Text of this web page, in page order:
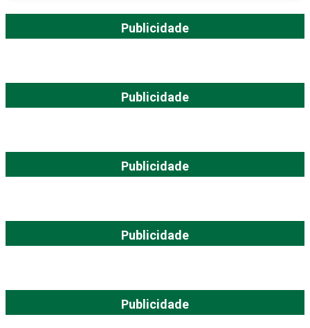
Publicidade
Publicidade
Publicidade
Publicidade
Publicidade